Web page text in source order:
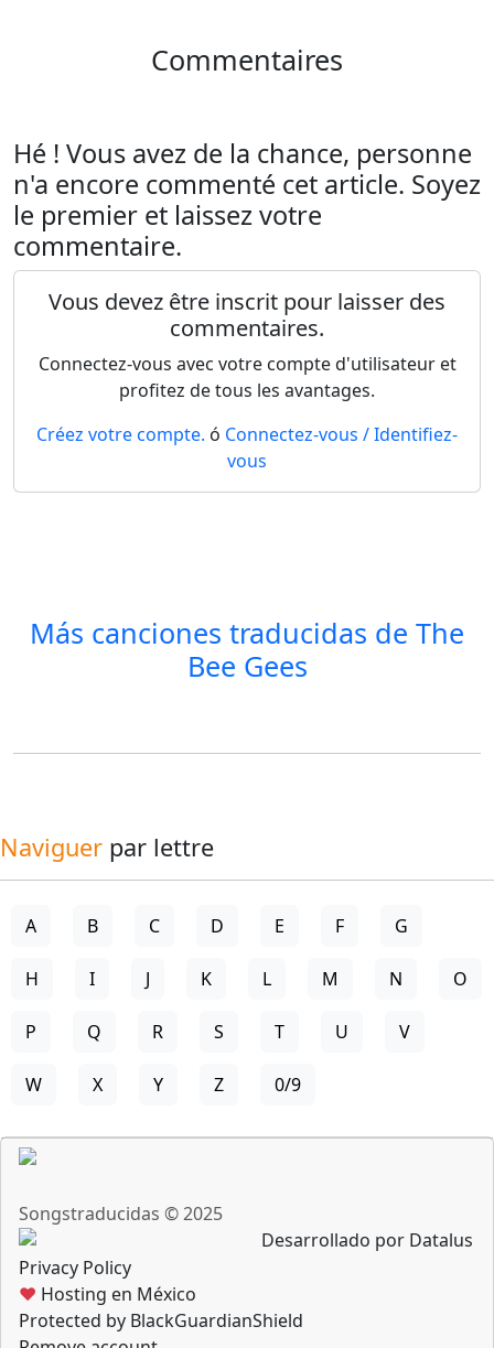
Commentaires
Hé ! Vous avez de la chance, personne
n'a encore commenté cet article. Soyez
le premier et laissez votre
commentaire.
Vous devez être inscrit pour laisser des
commentaires.
Connectez-vous avec votre compte d'utilisateur et
profitez de tous les avantages.
Créez votre compte. ó Connectez-vous / Identifiez-
vous
Más canciones traducidas de The
Bee Gees
Naviguer par lettre
A B C D E F G
H I J K L M N O
P Q R S T U V
W X Y Z 0/9
Songstraducidas © 2025
Desarrollado por Datalus
Privacy Policy
♥ Hosting en México
Protected by BlackGuardianShield